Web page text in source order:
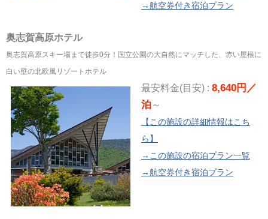
→航空券付き宿泊プラン
奥志賀高原ホテル
奥志賀高原スキー場まで徒歩0分！国立公園の大自然にマッチした、赤い屋根に
白い壁の北欧風リゾートホテル
最安料金(目安) : 8,640円／
泊～
【この施設の詳細情報はこち
ら】
→この施設の宿泊プラン一覧
→航空券付き宿泊プラン